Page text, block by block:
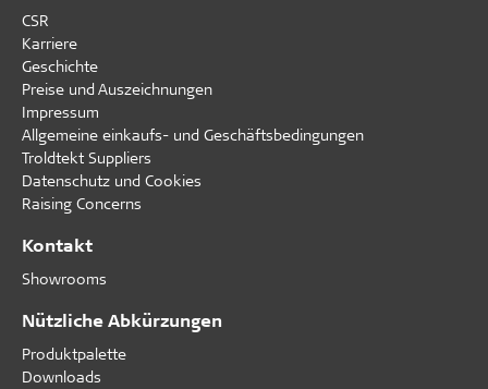
CSR
Karriere
Geschichte
Preise und Auszeichnungen
Impressum
Allgemeine einkaufs- und Geschäftsbedingungen
Troldtekt Suppliers
Datenschutz und Cookies
Raising Concerns
Kontakt
Showrooms
Nützliche Abkürzungen
Produktpalette
Downloads